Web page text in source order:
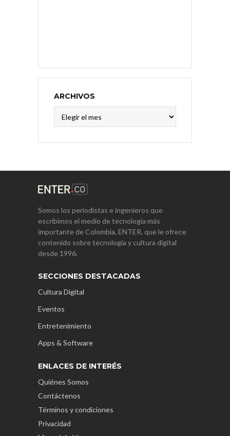
ARCHIVOS
Somos los periodistas e ingenieros que
escribimos el medio de tecnología más
importante de Colombia, ENTER, que le ofrece
contenido sobre tecnología y cultura digital
desde 1996.
SECCIONES DESTACADAS
Cultura Digital
Eventos
Entretenimiento
Apps & Software
ENLACES DE INTERÉS
Quiénes Somos
Contáctenos
Términos y condiciones
Privacidad